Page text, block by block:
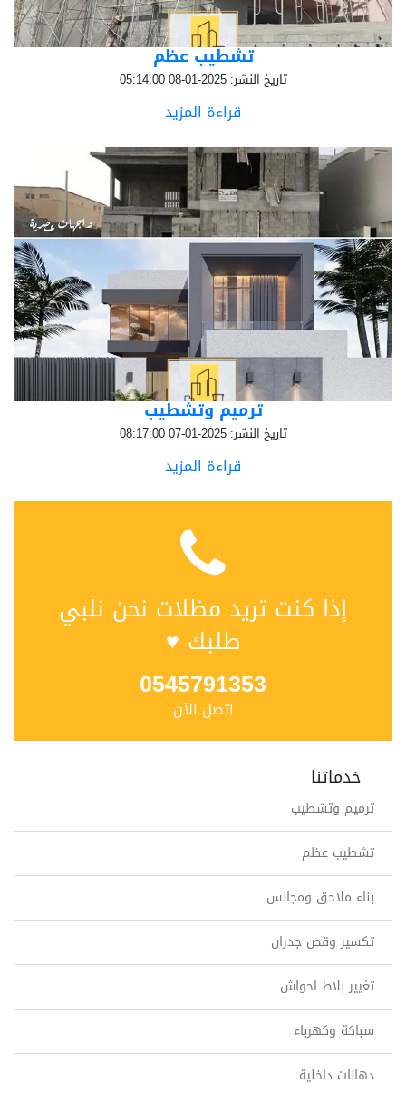
تشطيب عظم
تاريخ النشر: 2025-01-08 05:14:00
قراءة المزيد
ترميم وتشطيب
تاريخ النشر: 2025-01-07 08:17:00
قراءة المزيد
إذا كنت تريد مظلات نحن نلبي
طلبك ♥
0545791353
اتصل الآن
خدماتنا
ترميم وتشطيب
تشطيب عظم
بناء ملاحق ومجالس
تكسير وقص جدران
تغيير بلاط احواش
سباكة وكهرباء
دهانات داخلية